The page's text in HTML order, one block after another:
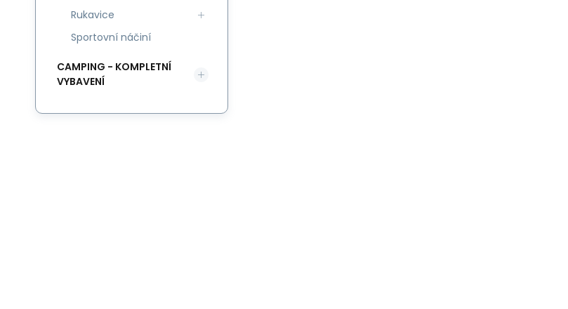
Rukavice
Sportovní náčiní
CAMPING - KOMPLETNÍ
VYBAVENÍ